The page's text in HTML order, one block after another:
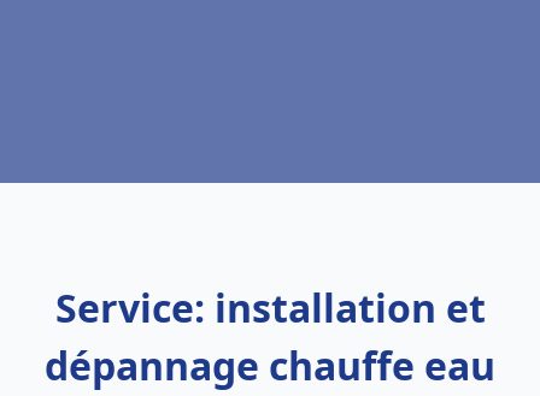
Service: installation et
dépannage chauffe eau